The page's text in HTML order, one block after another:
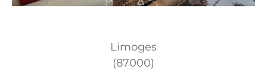
Limoges
(87000)